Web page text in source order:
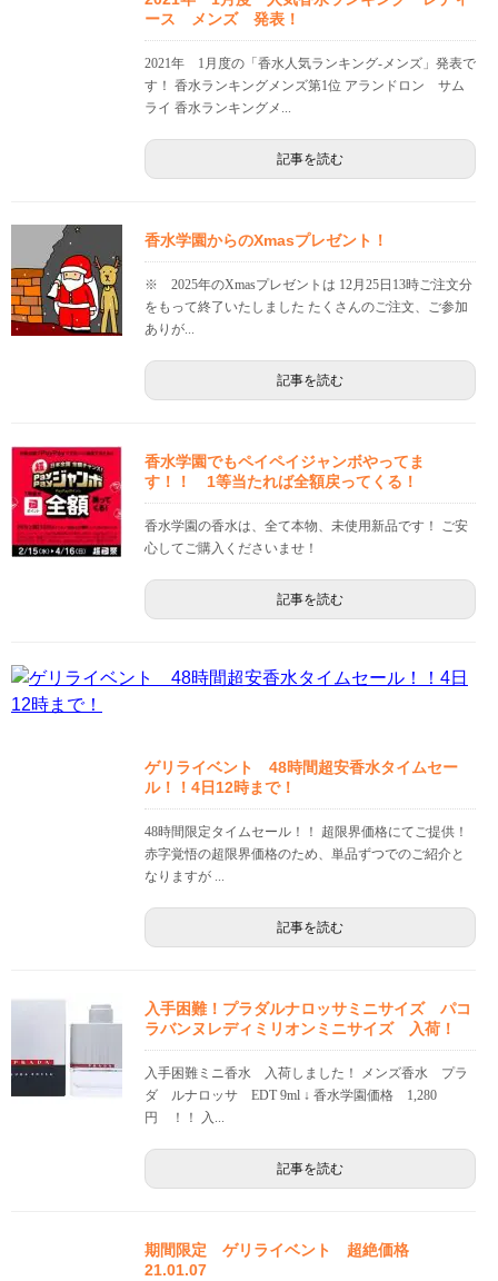
ース メンズ 発表！
2021年 1月度の「香水人気ランキング-メンズ」発表で
す！ 香水ランキングメンズ第1位 アランドロン サム
ライ 香水ランキングメ...
記事を読む
香水学園からのXmasプレゼント！
※ 2025年のXmasプレゼントは 12月25日13時ご注文分
をもって終了いたしました たくさんのご注文、ご参加
ありが...
記事を読む
香水学園でもペイペイジャンボやってま
す！！ 1等当たれば全額戻ってくる！
香水学園の香水は、全て本物、未使用新品です！ ご安
心してご購入くださいませ！
記事を読む
ゲリライベント 48時間超安香水タイムセー
ル！！4日12時まで！
48時間限定タイムセール！！ 超限界価格にてご提供！
赤字覚悟の超限界価格のため、単品ずつでのご紹介と
なりますが ...
記事を読む
入手困難！プラダルナロッサミニサイズ パコ
ラバンヌレディミリオンミニサイズ 入荷！
入手困難ミニ香水 入荷しました！ メンズ香水 プラ
ダ ルナロッサ EDT 9ml ↓ 香水学園価格 1,280
円 ！！ 入...
記事を読む
期間限定 ゲリライベント 超絶価格
21.01.07